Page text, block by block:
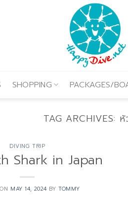
SHOPPING PACKAGES/
TAG ARCHIVES: หั
DIVING TRIP
Shark in Japan
MAY 14, 2024BYTOMMY